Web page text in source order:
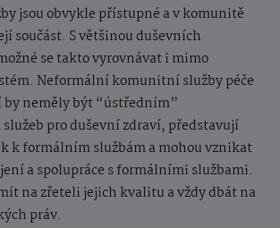
jsou obvykle přístupné a v komunitě
součást. S většinou duševních
se takto vyrovnávat i mimo
Neformální komunitní služby péče
by neměly být “ústředním”
pro duševní zdraví, představují
k formálním službám a mohou vznikat
a spolupráce s formálními službami.
na zřeteli jejich kvalitu a vždy dbát na
práv.